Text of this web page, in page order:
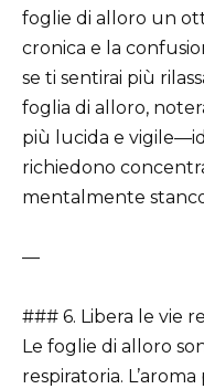
foglie di alloro un
cronica e la
se ti sentirai più
foglia di alloro,
più lucida e
richiedono
mentalmente
—
### 6. Libera le vie
Le foglie di alloro
respiratoria.